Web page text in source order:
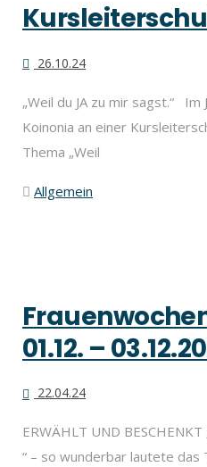
26.10.24
„Weil du JA zu mir sagst.“ Im
Koinonia an einer
Thema „Weil
Allgemein
01.12. –
22.04.24
ERWÄHLT UND
“ – so wunderbar lautete das